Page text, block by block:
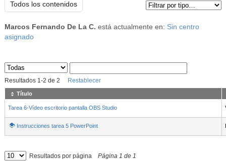
Todos los contenidos
Marcos Fernando De La C. está actualmente en: Sin centro
asignado
Sus archivos
Resultados 1-2 de 2 Restablecer
Título
Tarea 6-Vídeo escritorio pantalla OBS Studio
Instrucciones tarea 5 PowerPoint
Resultados por página Página 1 de 1